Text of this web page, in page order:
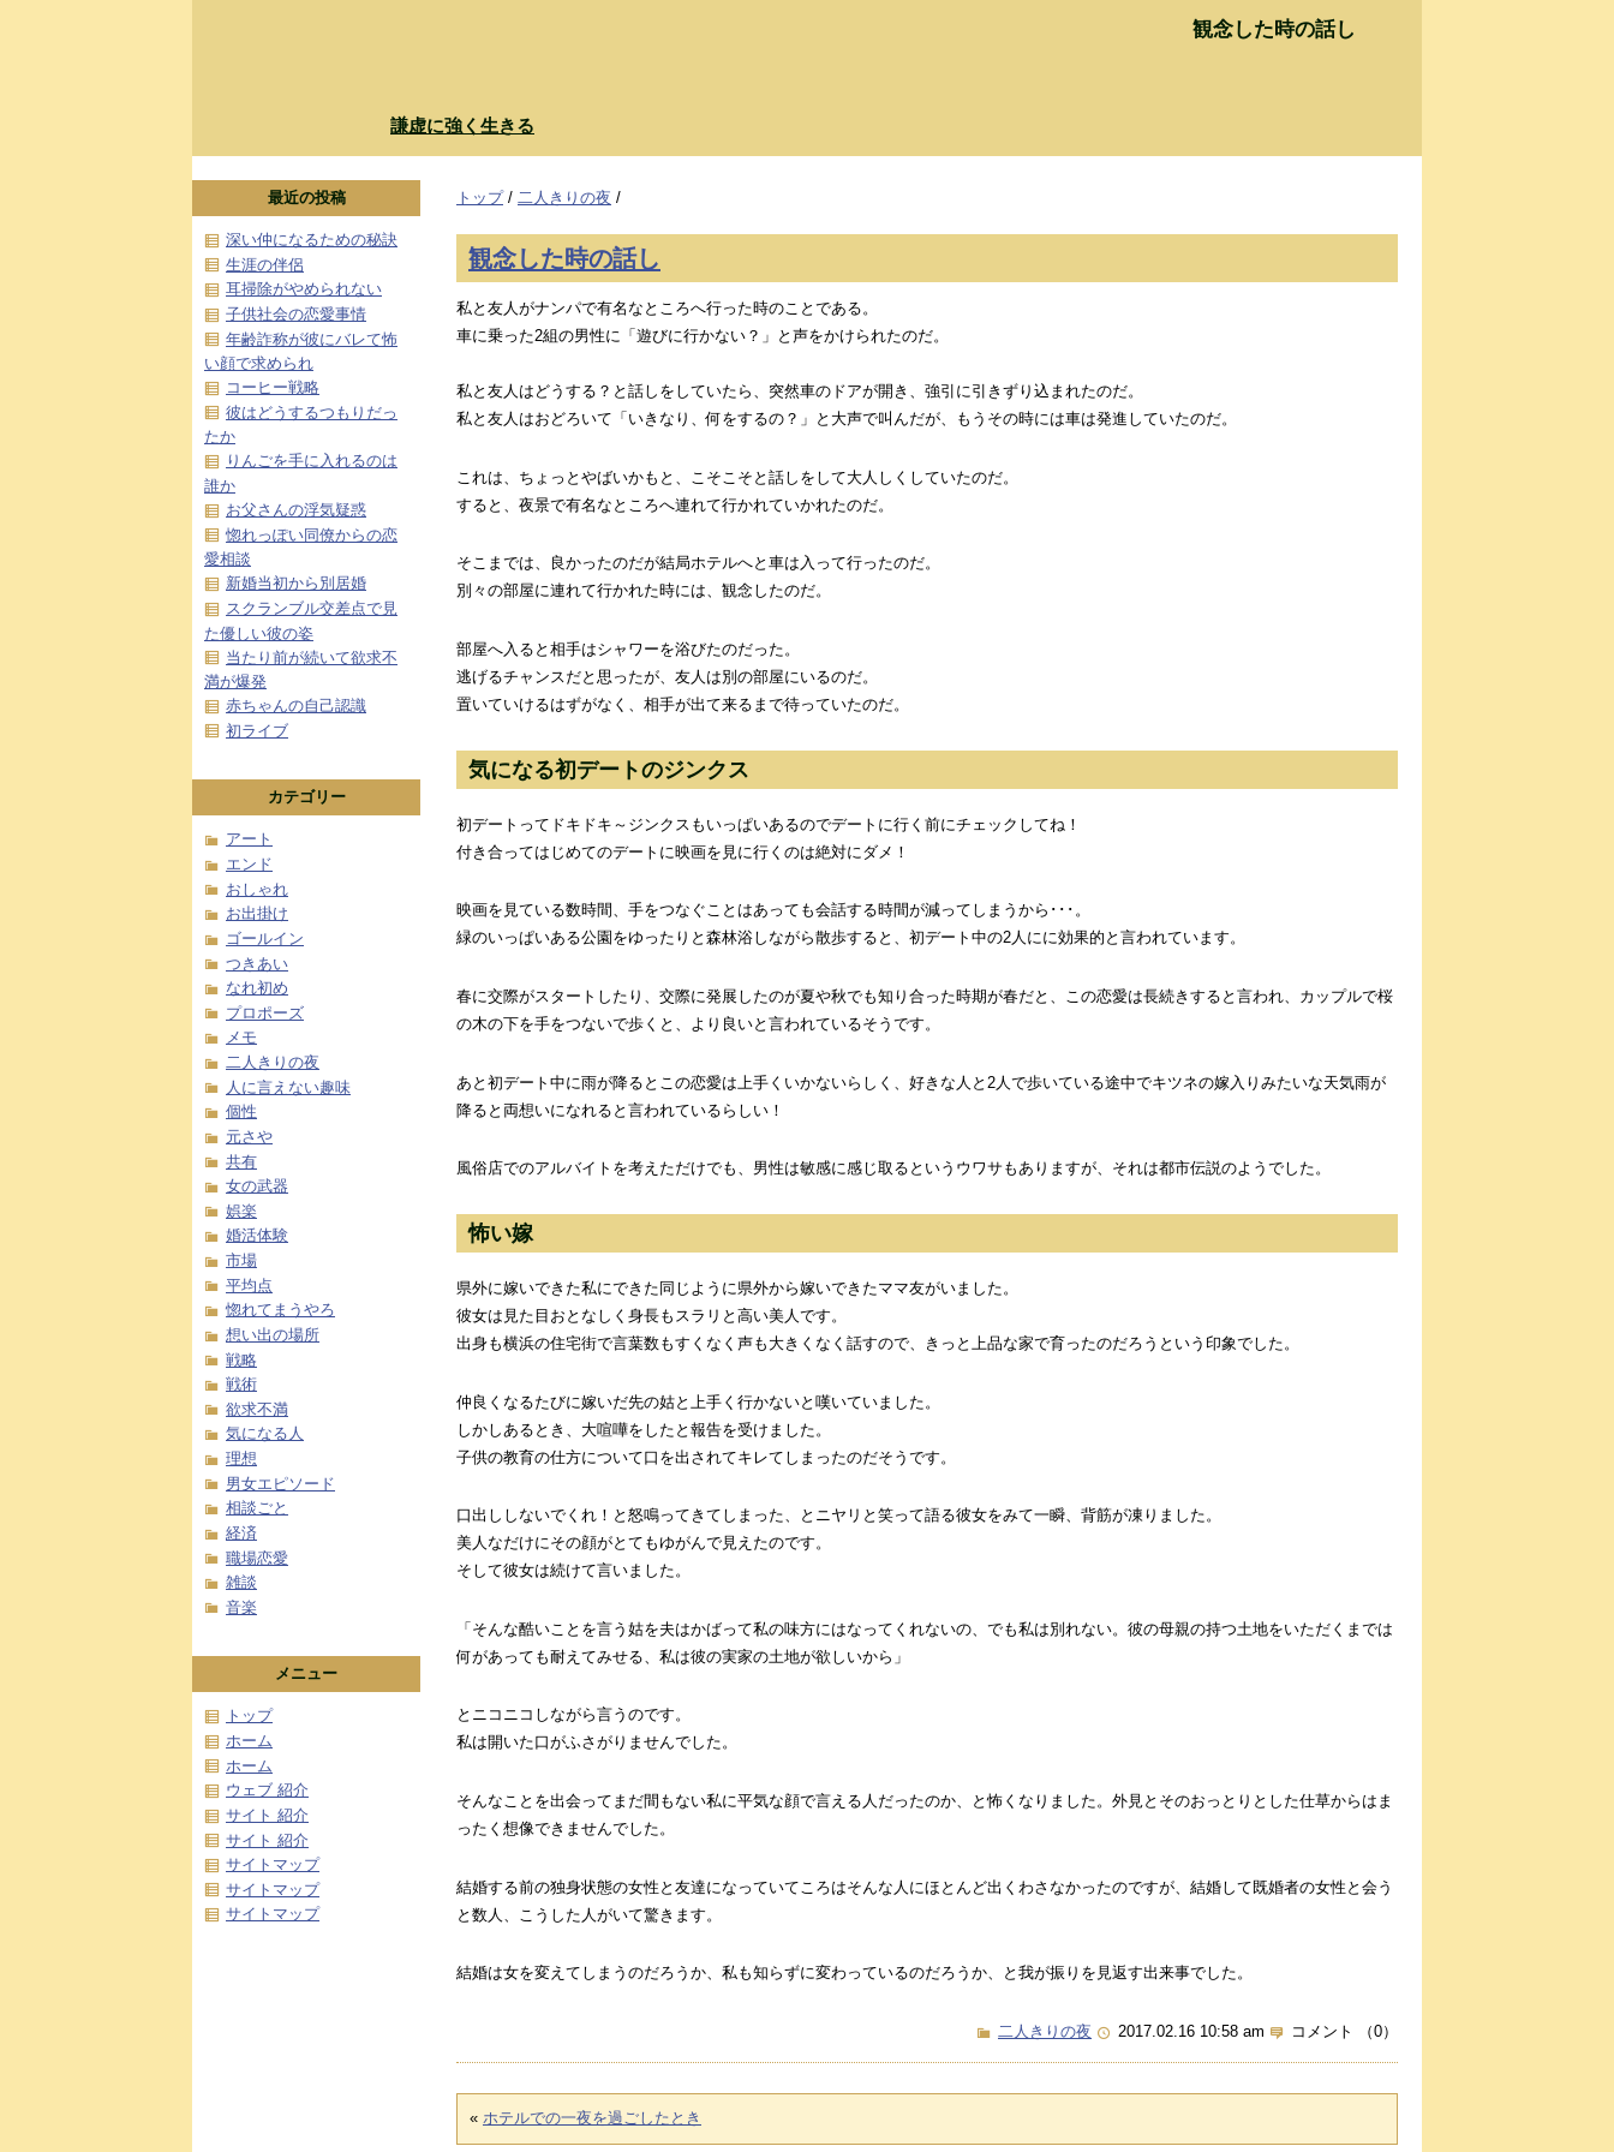
観念した時の話し
謙虚に強く生きる
トップ/ 二人きりの夜 /
観念した時の話し
私と友人がナンパで有名なところへ行った時のことである。
車に乗った2組の男性に「遊びに行かない？」と声をかけられたのだ。
私と友人はどうする？と話しをしていたら、突然車のドアが開き、強引に引きずり込まれたのだ。
私と友人はおどろいて「いきなり、何をするの？」と大声で叫んだが、もうその時には車は発進していたのだ。
これは、ちょっとやばいかもと、こそこそと話しをして大人しくしていたのだ。
すると、夜景で有名なところへ連れて行かれていかれたのだ。
そこまでは、良かったのだが結局ホテルへと車は入って行ったのだ。
別々の部屋に連れて行かれた時には、観念したのだ。
部屋へ入ると相手はシャワーを浴びたのだった。
逃げるチャンスだと思ったが、友人は別の部屋にいるのだ。
置いていけるはずがなく、相手が出て来るまで待っていたのだ。
気になる初デートのジンクス
初デートってドキドキ～ジンクスもいっぱいあるのでデートに行く前にチェックしてね！
付き合ってはじめてのデートに映画を見に行くのは絶対にダメ！
映画を見ている数時間、手をつなぐことはあっても会話する時間が減ってしまうから･･･。
緑のいっぱいある公園をゆったりと森林浴しながら散歩すると、初デート中の2人にに効果的と言われています。
春に交際がスタートしたり、交際に発展したのが夏や秋でも知り合った時期が春だと、この恋愛は長続きすると言われ、カップルで桜
の木の下を手をつないで歩くと、より良いと言われているそうです。
あと初デート中に雨が降るとこの恋愛は上手くいかないらしく、好きな人と2人で歩いている途中でキツネの嫁入りみたいな天気雨が
降ると両想いになれると言われているらしい！
風俗店でのアルバイトを考えただけでも、男性は敏感に感じ取るというウワサもありますが、それは都市伝説のようでした。
怖い嫁
県外に嫁いできた私にできた同じように県外から嫁いできたママ友がいました。
彼女は見た目おとなしく身長もスラリと高い美人です。
出身も横浜の住宅街で言葉数もすくなく声も大きくなく話すので、きっと上品な家で育ったのだろうという印象でした。
仲良くなるたびに嫁いだ先の姑と上手く行かないと嘆いていました。
しかしあるとき、大喧嘩をしたと報告を受けました。
子供の教育の仕方について口を出されてキレてしまったのだそうです。
口出ししないでくれ！と怒鳴ってきてしまった、とニヤリと笑って語る彼女をみて一瞬、背筋が凍りました。
美人なだけにその顔がとてもゆがんで見えたのです。
そして彼女は続けて言いました。
「そんな酷いことを言う姑を夫はかばって私の味方にはなってくれないの、でも私は別れない。彼の母親の持つ土地をいただくまでは
何があっても耐えてみせる、私は彼の実家の土地が欲しいから」
とニコニコしながら言うのです。
私は開いた口がふさがりませんでした。
そんなことを出会ってまだ間もない私に平気な顔で言える人だったのか、と怖くなりました。外見とそのおっとりとした仕草からはま
ったく想像できませんでした。
結婚する前の独身状態の女性と友達になっていてころはそんな人にほとんど出くわさなかったのですが、結婚して既婚者の女性と会う
と数人、こうした人がいて驚きます。
結婚は女を変えてしまうのだろうか、私も知らずに変わっているのだろうか、と我が振りを見返す出来事でした。
二人きりの夜 2017.02.16 10:58 am コメント （0）
« ホテルでの一夜を過ごしたとき
最近の投稿
深い仲になるための秘訣
生涯の伴侶
耳掃除がやめられない
子供社会の恋愛事情
年齢詐称が彼にバレて怖
い顔で求められ
コーヒー戦略
彼はどうするつもりだっ
たか
りんごを手に入れるのは
誰か
お父さんの浮気疑惑
惚れっぽい同僚からの恋
愛相談
新婚当初から別居婚
スクランブル交差点で見
た優しい彼の姿
当たり前が続いて欲求不
満が爆発
赤ちゃんの自己認識
初ライブ
カテゴリー
アート
エンド
おしゃれ
お出掛け
ゴールイン
つきあい
なれ初め
プロポーズ
メモ
二人きりの夜
人に言えない趣味
個性
元さや
共有
女の武器
娯楽
婚活体験
市場
平均点
惚れてまうやろ
想い出の場所
戦略
戦術
欲求不満
気になる人
理想
男女エピソード
相談ごと
経済
職場恋愛
雑談
音楽
メニュー
トップ
ホーム
ホーム
ウェブ 紹介
サイト 紹介
サイト 紹介
サイトマップ
サイトマップ
サイトマップ